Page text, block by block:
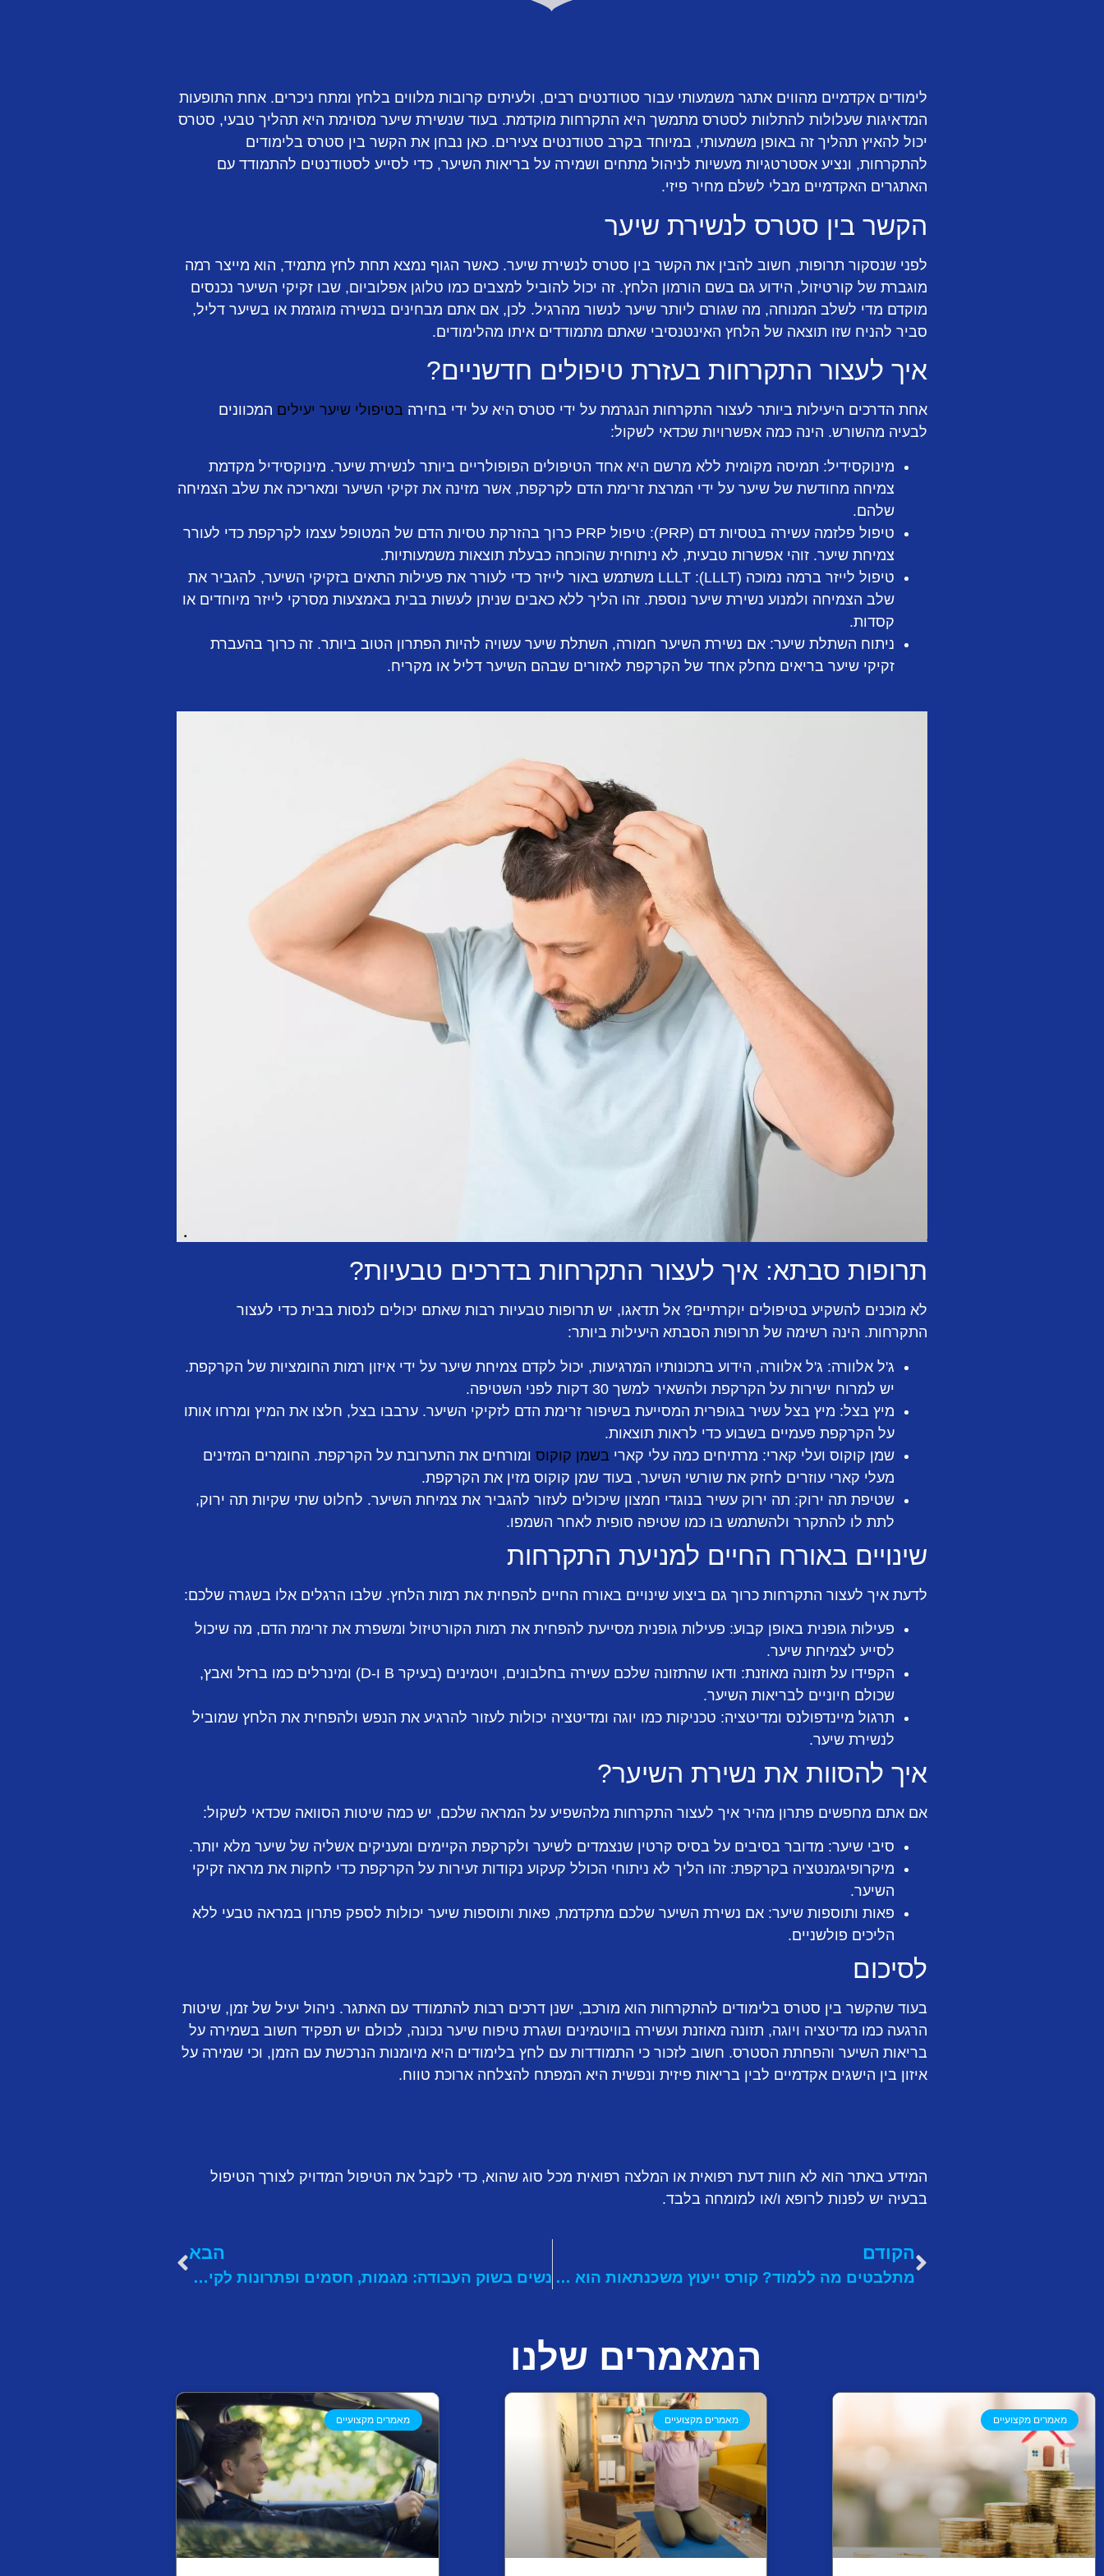
לימודים אקדמיים מהווים אתגר משמעותי עבור סטודנטים רבים, ולעיתים קרובות מלווים בלחץ ומתח ניכרים. אחת התופעות
המדאיגות שעלולות להתלוות לסטרס מתמשך היא התקרחות מוקדמת. בעוד שנשירת שיער מסוימת היא תהליך טבעי, סטרס
יכול להאיץ תהליך זה באופן משמעותי, במיוחד בקרב סטודנטים צעירים. כאן נבחן את הקשר בין סטרס בלימודים
להתקרחות, ונציע אסטרטגיות מעשיות לניהול מתחים ושמירה על בריאות השיער, כדי לסייע לסטודנטים להתמודד עם
האתגרים האקדמיים מבלי לשלם מחיר פיזי.
הקשר בין סטרס לנשירת שיער
לפני שנסקור תרופות, חשוב להבין את הקשר בין סטרס לנשירת שיער. כאשר הגוף נמצא תחת לחץ מתמיד, הוא מייצר רמה
מוגברת של קורטיזול, הידוע גם בשם הורמון הלחץ. זה יכול להוביל למצבים כמו טלוגן אפלוביום, שבו זקיקי השיער נכנסים
מוקדם מדי לשלב המנוחה, מה שגורם ליותר שיער לנשור מהרגיל. לכן, אם אתם מבחינים בנשירה מוגזמת או בשיער דליל,
סביר להניח שזו תוצאה של הלחץ האינטנסיבי שאתם מתמודדים איתו מהלימודים.
איך לעצור התקרחות בעזרת טיפולים חדשניים?
אחת הדרכים היעילות ביותר לעצור התקרחות הנגרמת על ידי סטרס היא על ידי בחירה בטיפולי שיער יעילים המכוונים
לבעיה מהשורש. הינה כמה אפשרויות שכדאי לשקול:
מינוקסידיל: תמיסה מקומית ללא מרשם היא אחד הטיפולים הפופולריים ביותר לנשירת שיער. מינוקסידיל מקדמת
צמיחה מחודשת של שיער על ידי המרצת זרימת הדם לקרקפת, אשר מזינה את זקיקי השיער ומאריכה את שלב הצמיחה
שלהם.
טיפול פלזמה עשירה בטסיות דם (PRP):
טיפול PRP כרוך בהזרקת טסיות הדם של המטופל עצמו לקרקפת כדי לעורר
צמיחת שיער. זוהי אפשרות טבעית, לא ניתוחית שהוכחה כבעלת תוצאות משמעותיות.
טיפול לייזר ברמה נמוכה (LLLT):
LLLT משתמש באור לייזר כדי לעורר את פעילות התאים בזקיקי השיער, להגביר את
שלב הצמיחה ולמנוע נשירת שיער נוספת. זהו הליך ללא כאבים שניתן לעשות בבית באמצעות מסרקי לייזר מיוחדים או
קסדות.
ניתוח השתלת שיער: אם נשירת השיער חמורה, השתלת שיער עשויה להיות הפתרון הטוב ביותר. זה כרוך בהעברת
זקיקי שיער בריאים מחלק אחד של הקרקפת לאזורים שבהם השיער דליל או מקריח.
תרופות סבתא: איך לעצור התקרחות בדרכים טבעיות?
לא מוכנים להשקיע בטיפולים יוקרתיים? אל תדאגו, יש תרופות טבעיות רבות שאתם יכולים לנסות בבית כדי לעצור
התקרחות. הינה רשימה של תרופות הסבתא היעילות ביותר:
ג'ל אלוורה: ג'ל אלוורה, הידוע בתכונותיו המרגיעות, יכול לקדם צמיחת שיער על ידי איזון רמות החומציות של הקרקפת.
יש למרוח ישירות על הקרקפת ולהשאיר למשך 30 דקות לפני השטיפה.
מיץ בצל: מיץ בצל עשיר בגופרית המסייעת בשיפור זרימת הדם לזקיקי השיער. ערבבו בצל, חלצו את המיץ ומרחו אותו
על הקרקפת פעמיים בשבוע כדי לראות תוצאות.
שמן קוקוס ועלי קארי: מרתיחים כמה עלי קארי בשמן קוקוס ומורחים את התערובת על הקרקפת. החומרים המזינים
מעלי קארי עוזרים לחזק את שורשי השיער, בעוד שמן קוקוס מזין את הקרקפת.
שטיפת תה ירוק: תה ירוק עשיר בנוגדי חמצון שיכולים לעזור להגביר את צמיחת השיער. לחלוט שתי שקיות תה ירוק,
לתת לו להתקרר ולהשתמש בו כמו שטיפה סופית לאחר השמפו.
שינויים באורח החיים למניעת התקרחות
לדעת איך לעצור התקרחות כרוך גם ביצוע שינויים באורח החיים להפחית את רמות הלחץ. שלבו הרגלים אלו בשגרה שלכם:
פעילות גופנית באופן קבוע: פעילות גופנית מסייעת להפחית את רמות הקורטיזול ומשפרת את זרימת הדם, מה שיכול
לסייע לצמיחת שיער.
הקפידו על תזונה מאוזנת:
ודאו שהתזונה שלכם עשירה בחלבונים, ויטמינים (בעיקר B ו-D) ומינרלים כמו ברזל ואבץ,
שכולם חיוניים לבריאות השיער.
תרגול מיינדפולנס ומדיטציה: טכניקות כמו יוגה ומדיטציה יכולות לעזור להרגיע את הנפש ולהפחית את הלחץ שמוביל
לנשירת שיער.
איך להסוות את נשירת השיער?
אם אתם מחפשים פתרון מהיר איך לעצור התקרחות מלהשפיע על המראה שלכם, יש כמה שיטות הסוואה שכדאי לשקול:
סיבי שיער: מדובר בסיבים על בסיס קרטין שנצמדים לשיער ולקרקפת הקיימים ומעניקים אשליה של שיער מלא יותר.
מיקרופיגמנטציה בקרקפת: זהו הליך לא ניתוחי הכולל קעקוע נקודות זעירות על הקרקפת כדי לחקות את מראה זקיקי
השיער.
פאות ותוספות שיער: אם נשירת השיער שלכם מתקדמת, פאות ותוספות שיער יכולות לספק פתרון במראה טבעי ללא
הליכים פולשניים.
לסיכום
בעוד שהקשר בין סטרס בלימודים להתקרחות הוא מורכב, ישנן דרכים רבות להתמודד עם האתגר. ניהול יעיל של זמן, שיטות
הרגעה כמו מדיטציה ויוגה, תזונה מאוזנת ועשירה בוויטמינים ושגרת טיפוח שיער נכונה, לכולם יש תפקיד חשוב בשמירה על
בריאות השיער והפחתת הסטרס. חשוב לזכור כי התמודדות עם לחץ בלימודים היא מיומנות הנרכשת עם הזמן, וכי שמירה על
איזון בין הישגים אקדמיים לבין בריאות פיזית ונפשית היא המפתח להצלחה ארוכת טווח.
המידע באתר הוא לא חוות דעת רפואית או המלצה רפואית מכל סוג שהוא, כדי לקבל את הטיפול המדויק לצורך הטיפול
בבעיה יש לפנות לרופא ו/או למומחה בלבד.
הקודם
מתלבטים מה ללמוד? קורס ייעוץ משכנתאות הוא הזדמנות מעולה להצליח
הבא
נשים בשוק העבודה: מגמות, חסמים ופתרונות לקידום שוויון
המאמרים שלנו
מאמרים מקצועיים מאמרים מקצועיים מאמרים מקצועיים